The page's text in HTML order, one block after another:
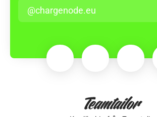
@chargenode.eu